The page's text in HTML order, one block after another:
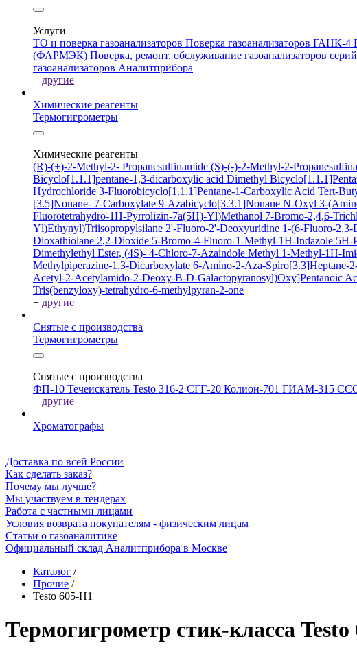
Услуги
ТО и поверка газоанализаторов Поверка газоанализаторов ГАНК-4
(ФАРМЭК) Поверка, ремонт, обслуживание газоанализаторов
газоанализаторов Аналитприбора
+ другие
Химические реагенты
Термогигрометры
Химические реагенты
(R)-(+)-2-Methyl-2- Propanesulfinamide (S)-(-)-2-Methyl-2-
Bicyclo[1.1.1]pentane-1,3-dicarboxylic acid Dimethyl
Hydrochloride 3-Fluorobicyclo[1.1.1]Pentane-1-Carboxylic Acid Tert-
[3.5]Nonane- 7-Carboxylate 9-Azabicyclo[3.3.1]Nonane N-Oxyl 3-
Fluorotetrahydro-1H-Pyrrolizin-7a(5H)-Yl)Methanol 7-Bromo-2,4,6-
Yl)Ethynyl)Triisopropylsilane 2'-Fluoro-2'-Deoxyuridine 1-(6-Fluoro-2,3-
Dioxathiolane 2,2-Dioxide 5-Bromo-4-Fluoro-1-Methyl-1H-Indazole 5H-
Dimethylethyl Ester, (4S)- 4-Chloro-7-Azaindole Methyl 1-Methyl-1H-
Methylpiperazine-1,3-Dicarboxylate 6-Amino-2-Aza-Spiro[3.3]Heptane-
Acetyl-2-Acetylamido-2-Deoxy-B-D-Galactopyranosyl)Oxy]Pentanoic
Tris(benzyloxy)-tetrahydro-6-methylpyran-2-one
+ другие
Снятые с производства
Термогигрометры
Снятые с производства
ФП-10 Течеискатель Testo 316-2 СГГ-20 Колион-701 ГИАМ-315
+ другие
Хроматографы
Доставка по всей России
Как сделать заказ?
Почему мы лучше?
Мы участвуем в тендерах
Работа с частными лицами
Условия возврата покупателям - физическим лицам
Статьи о газоаналитике
Официальный склад Аналитприбора в Москве
Каталог /
Прочие /
Testo 605-H1
Термогигрометр стик-класса Testo